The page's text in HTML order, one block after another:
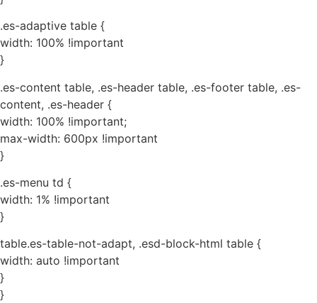
.es-adaptive table {
width: 100% !important
}
.es-content table, .es-header table, .es-footer table, .es-
content, .es-header {
width: 100% !important;
max-width: 600px !important
}
.es-menu td {
width: 1% !important
}
table.es-table-not-adapt, .esd-block-html table {
width: auto !important
}
}